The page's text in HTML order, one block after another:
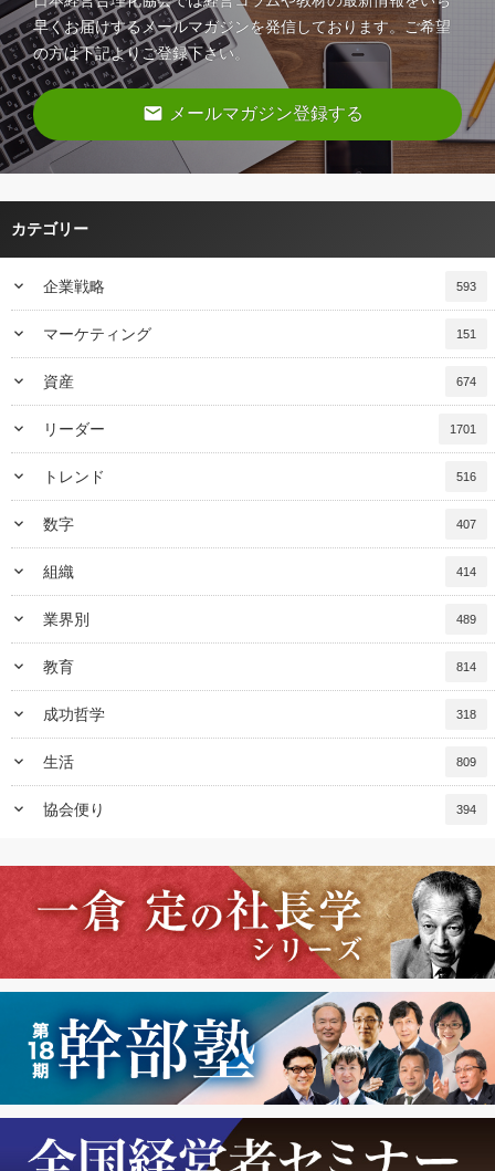
早くお届けするメールマガジンを発信しております。ご希望
の方は下記よりご登録下さい。
email メールマガジン登録する
カテゴリー
keyboard_arrow_down 企業戦略 593
keyboard_arrow_down マーケティング 151
keyboard_arrow_down 資産 674
keyboard_arrow_down リーダー 1701
keyboard_arrow_down トレンド 516
keyboard_arrow_down 数字 407
keyboard_arrow_down 組織 414
keyboard_arrow_down 業界別 489
keyboard_arrow_down 教育 814
keyboard_arrow_down 成功哲学 318
keyboard_arrow_down 生活 809
keyboard_arrow_down 協会便り 394